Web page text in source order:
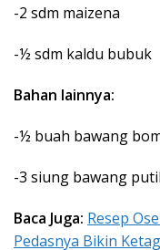
-2 sdm maizena
-½ sdm kaldu bubuk
Bahan lainnya:
-½ buah bawang
-3 siung bawang
Baca Juga: Resep
Pedasnya Bikin